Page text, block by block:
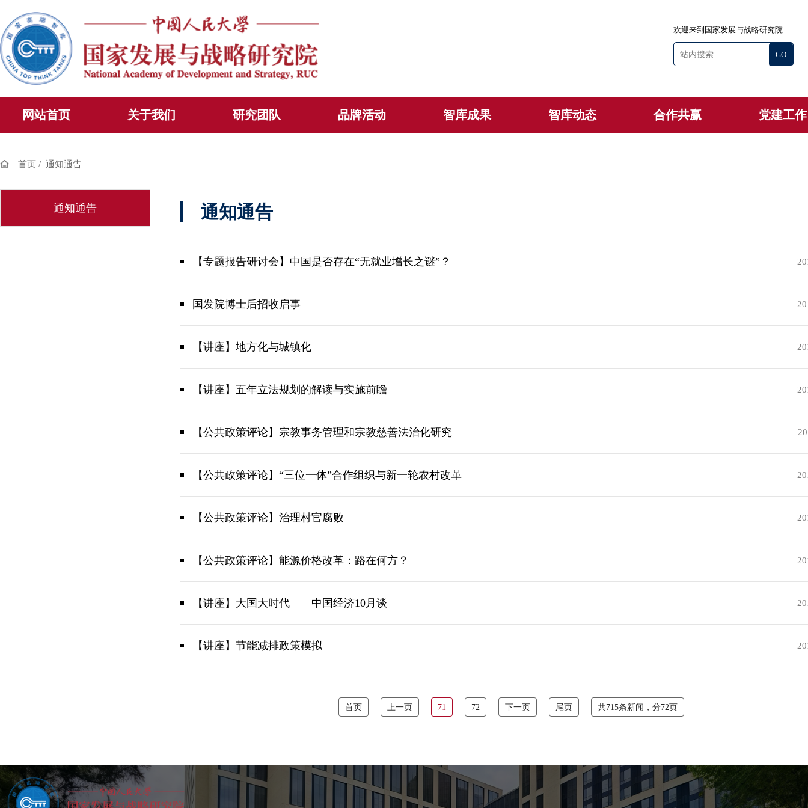
欢迎来到国家发展与战略研究院
网站首页 关于我们 研究团队 品牌活动 智库成果 智库动态 合作共赢 党建工作
首页 / 通知通告
通知通告 通知通告
【专题报告研讨会】中国是否存在“无就业增长之谜”？
国发院博士后招收启事
【讲座】地方化与城镇化
【讲座】五年立法规划的解读与实施前瞻
【公共政策评论】宗教事务管理和宗教慈善法治化研究
【公共政策评论】“三位一体”合作组织与新一轮农村改革
【公共政策评论】治理村官腐败
【公共政策评论】能源价格改革：路在何方？
【讲座】大国大时代——中国经济10月谈
【讲座】节能减排政策模拟
首页 上一页 71 72 下一页 尾页 共715条新闻，分72页